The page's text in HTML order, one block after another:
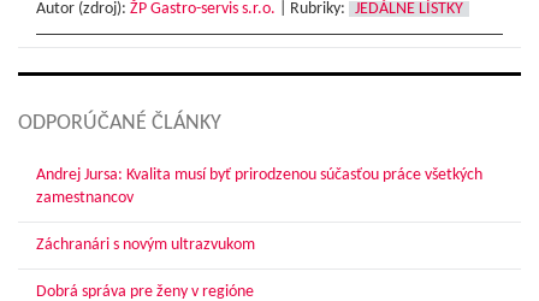
Autor (zdroj): ŽP Gastro-servis s.r.o. Rubriky: JEDÁLNE LÍSTKY
ODPORÚČANÉ ČLÁNKY
Andrej Jursa: Kvalita musí byť prirodzenou súčasťou práce všetkých
zamestnancov
Záchranári s novým ultrazvukom
Dobrá správa pre ženy v regióne